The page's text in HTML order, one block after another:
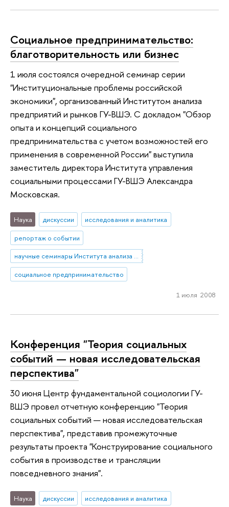
Социальное предпринимательство:
благотворительность или бизнес
1 июля состоялся очередной семинар серии
"Институциональные проблемы российской
экономики", организованный Институтом анализа
предприятий и рынков ГУ-ВШЭ. С докладом "Обзор
опыта и концепций социального
предпринимательства с учетом возможностей его
применения в современной России" выступила
заместитель директора Института управления
социальными процессами ГУ-ВШЭ Александра
Московская.
Наука дискуссии
исследования и аналитика
репортаж о событии
научные семинары Института анализа предприятий и рынков серии «Институциональные проблемы российской экономики»
социальное предпринимательство
1 июля 2008
Конференция "Теория социальных
событий — новая исследовательская
перспектива"
30 июня Центр фундаментальной социологии ГУ-
ВШЭ провел отчетную конференцию "Теория
социальных событий — новая исследовательская
перспектива", представив промежуточные
результаты проекта "Конструирование социального
события в производстве и трансляции
повседневного знания".
Наука дискуссии
исследования и аналитика